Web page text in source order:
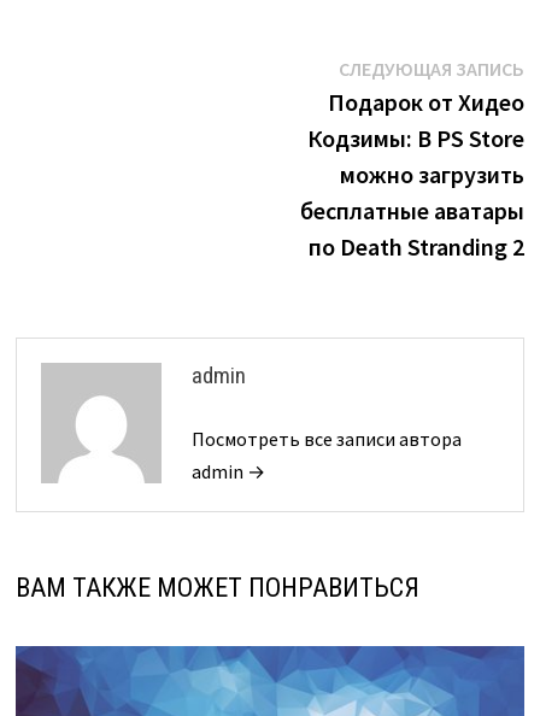
СЛЕДУЮЩАЯ ЗАПИСЬ
Подарок от Хидео
Кодзимы: В PS Store
можно загрузить
бесплатные аватары
по Death Stranding 2
admin
Посмотреть все записи автора
admin →
ВАМ ТАКЖЕ МОЖЕТ ПОНРАВИТЬСЯ